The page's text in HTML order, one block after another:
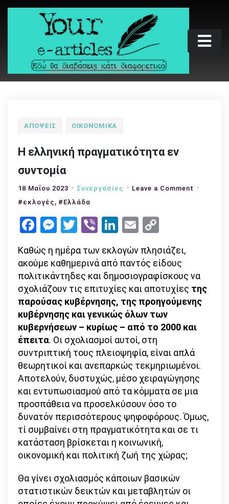
Skip
Your e-articles
Εδώ θα διαβάσεις κάτι διαφορετικό
ΑΠΌΨΕΙΣ ΟΙΚΟΝΟΜΙΚΆ
Η ελληνική πραγματικότητα εν
συντομία
18 Μαΐου 2023 Συνεργασίες Leave a Comment on
#εκλογές , #Ελλάδα
Facebook
Messenger
Twitter
ViberLinkedIn
Email
Link
Καθώς η ημέρα των εκλογών πλησιάζει,
ακούμε καθημερινά από παντός είδους
πολιτικάντηδες και δημοσιογραφίσκους να
σχολιάζουν τις επιτυχίες και αποτυχίες της
παρούσας κυβέρνησης, της προηγούμενης
κυβέρνησης και γενικώς όλων των
κυβερνήσεων – κυρίως – από το 2000 και
έπειτα. Οι σχολιασμοί αυτοί, στη
συντριπτική τους πλειοψηφία, είναι απλά
θεωρητικοί και ανεπαρκώς τεκμηριωμένοι.
Αποτελούν, δυστυχώς, μέσο χειραγώγησης
και εντυπωσιασμού από τα κόμματα σε μια
προσπάθεια να προσελκύσουν όσο το
δυνατόν περισσότερους ψηφοφόρους. Όμως,
τί συμβαίνει στη πραγματικότητα και σε τι
κατάσταση βρίσκεται η κοινωνική,
οικονομική και πολιτική ζωή της χώρας;
Θα γίνει σχολιασμός κάποιων βασικών
στατιστικών δεικτών και μεταβλητών οι